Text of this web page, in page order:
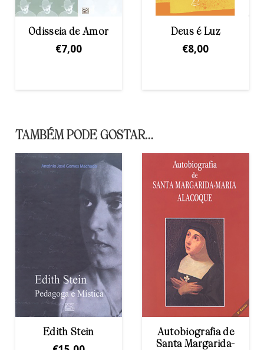
Deus é Luz
€8,00
Diálogos com
Cristo
TAMBÉM PODE GOSTAR…
Autobiografia de
Santa Margarida-
Teresa Mudou de
Nome